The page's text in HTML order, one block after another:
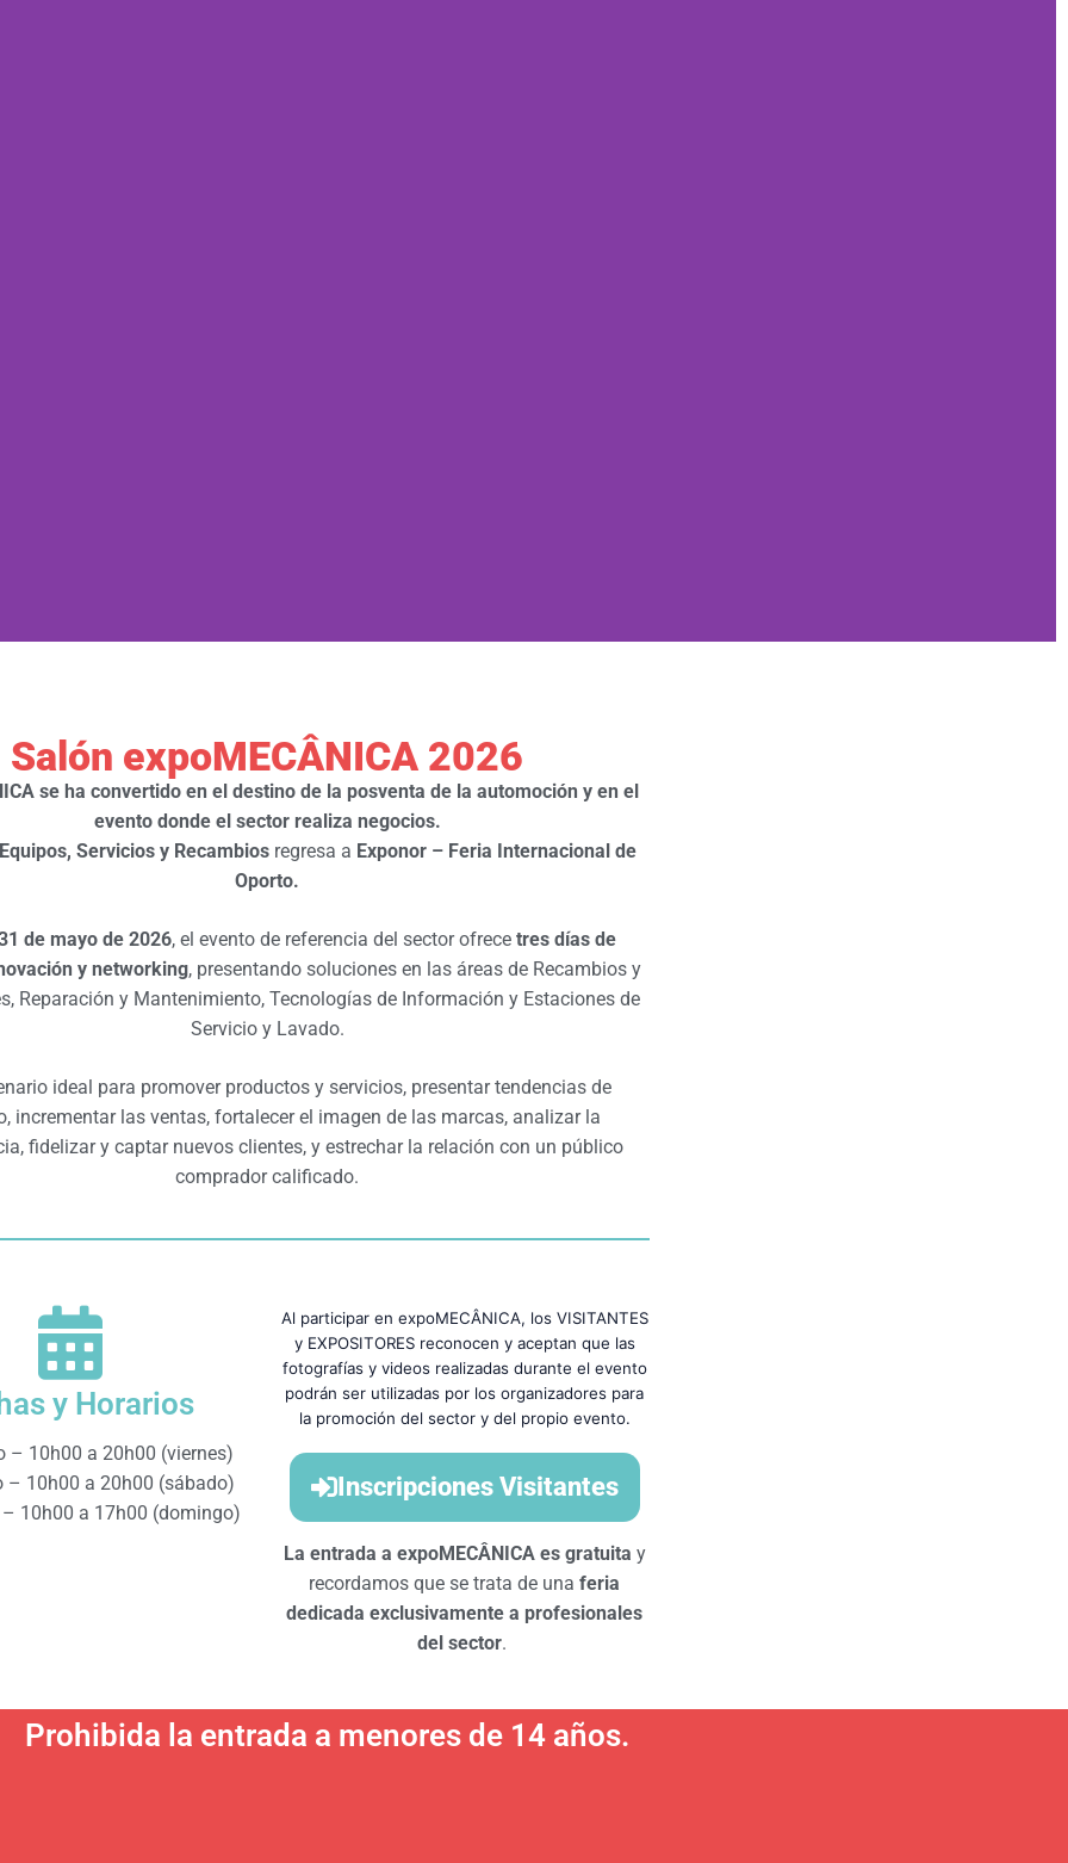
Salón expoMECÂNICA 2026
se ha convertido en el destino de la posventa de la automoción y en el
evento donde el sector realiza negocios.
Servicios y Recambios regresa a Exponor – Feria Internacional de
Oporto.
de mayo de 2026, el evento de referencia del sector ofrece tres días de
y networking, presentando soluciones en las áreas de Recambios y
Reparación y Mantenimiento, Tecnologías de Información y Estaciones de
Servicio y Lavado.
ideal para promover productos y servicios, presentar tendencias de
incrementar las ventas, fortalecer el imagen de las marcas, analizar la
fidelizar y captar nuevos clientes, y estrechar la relación con un público
comprador calificado.
y Horarios
– 10h00 a 20h00 (viernes)
– 10h00 a 20h00 (sábado)
10h00 a 17h00 (domingo)
Al participar en expoMECÂNICA, los VISITANTES
y EXPOSITORES reconocen y aceptan que las
fotografías y videos realizadas durante el evento
podrán ser utilizadas por los organizadores para
la promoción del sector y del propio evento.
Inscripciones Visitantes
La entrada a expoMECÂNICA es gratuita y
recordamos que se trata de una feria
dedicada exclusivamente a profesionales
del sector.
Prohibida la entrada a menores de 14 años.